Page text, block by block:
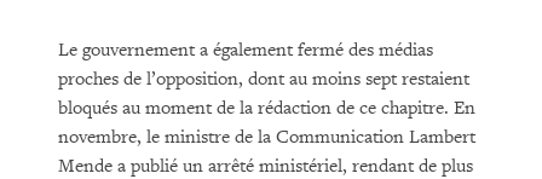
Le gouvernement a également fermé des médias
proches de l’opposition, dont au moins sept restaient
bloqués au moment de la rédaction de ce chapitre. En
novembre, le ministre de la Communication Lambert
Mende a publié un arrêté ministériel, rendant de plus